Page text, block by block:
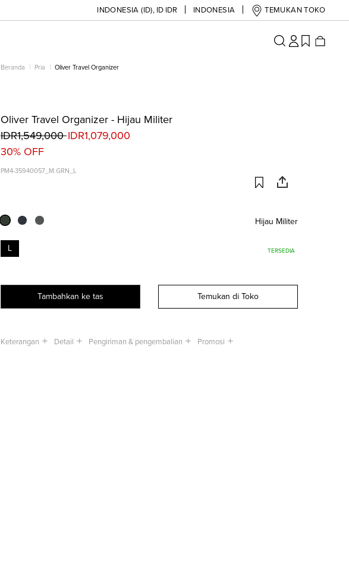
INDONESIA (ID), ID IDR INDONESIA TEMUKAN TOKO
Beranda Pria Oliver Travel Organizer
Oliver Travel Organizer - Hijau Militer
IDR1,549,000IDR1,079,000
30% OFF
PM4-35940057_M.GRN_L
Hijau Militer
L TERSEDIA
Tambahkan ke tas Temukan di Toko
Keterangan Detail Pengiriman & pengembalian Promosi